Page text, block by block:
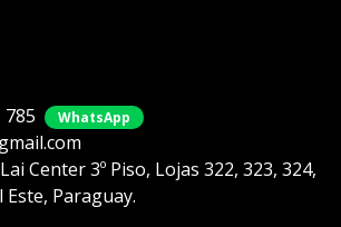
785 WhatsApp
Center 3º Piso, Lojas 322, 323, 324,
Este, Paraguay.